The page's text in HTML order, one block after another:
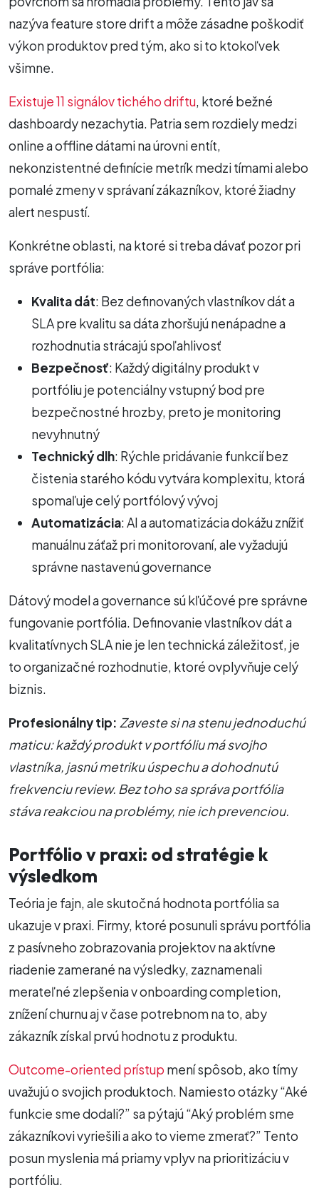
nazýva feature store drift a môže zásadne poškodiť
výkon produktov pred tým, ako si to ktokoľvek
všimne.
Existuje 11 signálov tichého driftu, ktoré bežné
dashboardy nezachytia. Patria sem rozdiely medzi
online a offline dátami na úrovni entít,
nekonzistentné definície metrík medzi tímami alebo
pomalé zmeny v správaní zákazníkov, ktoré žiadny
alert nespustí.
Konkrétne oblasti, na ktoré si treba dávať pozor pri
správe portfólia:
Kvalita dát: Bez definovaných vlastníkov dát a
SLA pre kvalitu sa dáta zhoršujú nenápadne a
rozhodnutia strácajú spoľahlivosť
Bezpečnosť: Každý digitálny produkt v
portfóliu je potenciálny vstupný bod pre
bezpečnostné hrozby, preto je monitoring
nevyhnutný
Technický dlh: Rýchle pridávanie funkcií bez
čistenia starého kódu vytvára komplexitu, ktorá
spomaľuje celý portfólový vývoj
Automatizácia: AI a automatizácia dokážu znížiť
manuálnu záťaž pri monitorovaní, ale vyžadujú
správne nastavenú governance
Dátový model a governance sú kľúčové pre správne
fungovanie portfólia. Definovanie vlastníkov dát a
kvalitatívnych SLA nie je len technická záležitosť, je
to organizačné rozhodnutie, ktoré ovplyvňuje celý
biznis.
Profesionálny tip: Zaveste si na stenu jednoduchú
maticu: každý produkt v portfóliu má svojho
vlastníka, jasnú metriku úspechu a dohodnutú
frekvenciu review. Bez toho sa správa portfólia
stáva reakciou na problémy, nie ich prevenciou.
Portfólio v praxi: od stratégie k
výsledkom
Teória je fajn, ale skutočná hodnota portfólia sa
ukazuje v praxi. Firmy, ktoré posunuli správu portfólia
z pasívneho zobrazovania projektov na aktívne
riadenie zamerané na výsledky, zaznamenali
merateľné zlepšenia v onboarding completion,
znížení churnu aj v čase potrebnom na to, aby
zákazník získal prvú hodnotu z produktu.
Outcome-oriented prístup mení spôsob, ako tímy
uvažujú o svojich produktoch. Namiesto otázky “Aké
funkcie sme dodali?” sa pýtajú “Aký problém sme
zákazníkovi vyriešili a ako to vieme zmerať?” Tento
posun myslenia má priamy vplyv na prioritizáciu v
portfóliu.